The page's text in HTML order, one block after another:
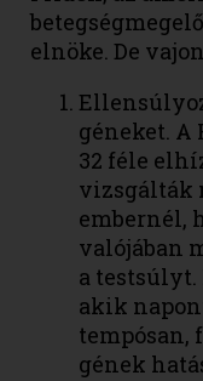
elnöke. De
géneket. A
32 féle
vizsgálták
embernél,
valójában
a testsúlyt.
akik
tempósan,
gének